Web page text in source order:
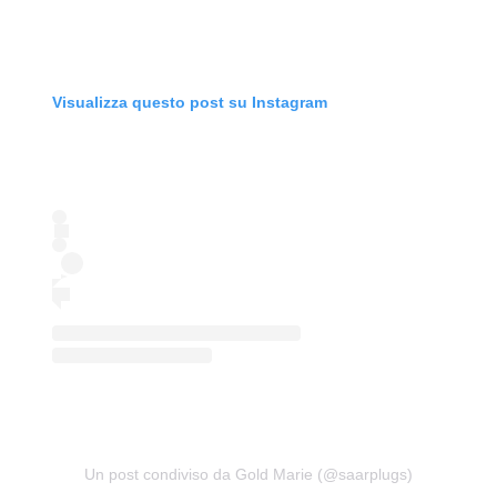
Visualizza questo post su Instagram
Un post condiviso da Gold Marie (@saarplugs)